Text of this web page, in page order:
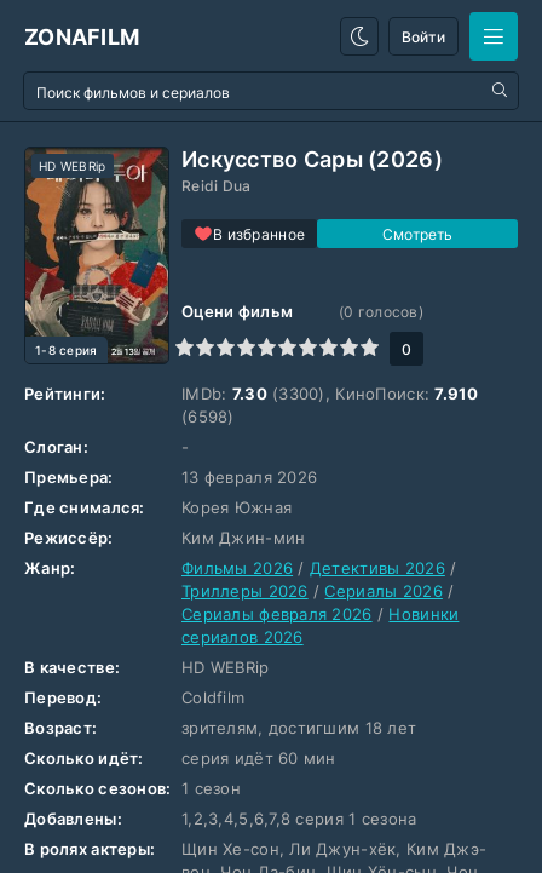
ZONAFILM Войти
Искусство Сары (2026)
Reidi Dua
В избранное
HD WEBRip
1-8 серия
Оцени фильм
1
2 3 4 5 6 7 8 9 10
(0 голосов)
0
Рейтинги: IMDb: 7.30(3300), КиноПоиск:7.910
(6598)
Слоган:
-
Премьера:
13 февраля 2026
Где снимался:
Корея Южная
Режиссёр:
Ким Джин-мин
Жанр:
Фильмы 2026 / Детективы 2026/
Триллеры 2026 /Сериалы 2026/
Сериалы февраля 2026 / Новинки
сериалов 2026
В качестве:
HD WEBRip
Перевод:
Coldfilm
Возраст:
зрителям, достигшим 18 лет
Сколько идёт:
серия идёт 60 мин
Сколько сезонов:
1 сезон
Добавлены:
1,2,3,4,5,6,7,8 серия 1 сезона
В ролях актеры:
Щин Хе-сон, Ли Джун-хёк, Ким Джэ-